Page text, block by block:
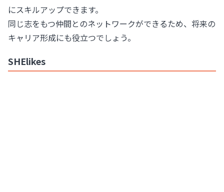
にスキルアップできます。
同じ志をもつ仲間とのネットワークができるため、将来の
キャリア形成にも役立つでしょう。
SHElikes